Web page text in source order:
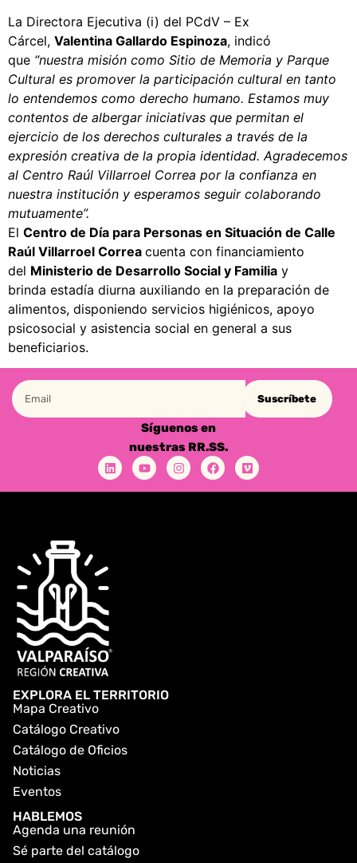
La Directora Ejecutiva (i) del PCdV – Ex
Cárcel, Valentina Gallardo Espinoza, indicó
que “nuestra misión como Sitio de Memoria y Parque
Cultural es promover la participación cultural en tanto
lo entendemos como derecho humano. Estamos muy
contentos de albergar iniciativas que permitan el
ejercicio de los derechos culturales a través de la
expresión creativa de la propia identidad. Agradecemos
al Centro Raúl Villarroel Correa por la confianza en
nuestra institución y esperamos seguir colaborando
mutuamente”.
El Centro de Día para Personas en Situación de Calle
Raúl Villarroel Correa cuenta con financiamiento
del Ministerio de Desarrollo Social y Familia y
brinda estadía diurna auxiliando en la preparación de
alimentos, disponiendo servicios higiénicos, apoyo
psicosocial y asistencia social en general a sus
beneficiarios.
Suscríbete
Síguenos en
nuestras RR.SS.
EXPLORA EL TERRITORIO
Mapa Creativo
Catálogo Creativo
Catálogo de Oficios
Noticias
Eventos
HABLEMOS
Agenda una reunión
Sé parte del catálogo